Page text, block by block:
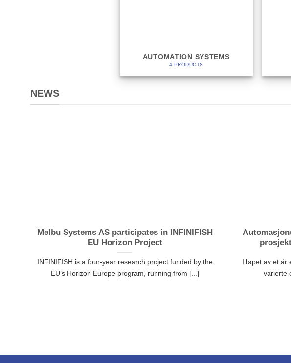
AUTOMATION SYSTEMS
4 PRODUCTS
NEWS
Melbu Systems AS participates in INFINIFISH
EU Horizon Project
INFINIFISH is a four-year research project funded by the
EU’s Horizon Europe program, running from [...]
I løpet av et år
varierte